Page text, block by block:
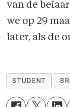
van de
we op 29
later, als de
STUDENT